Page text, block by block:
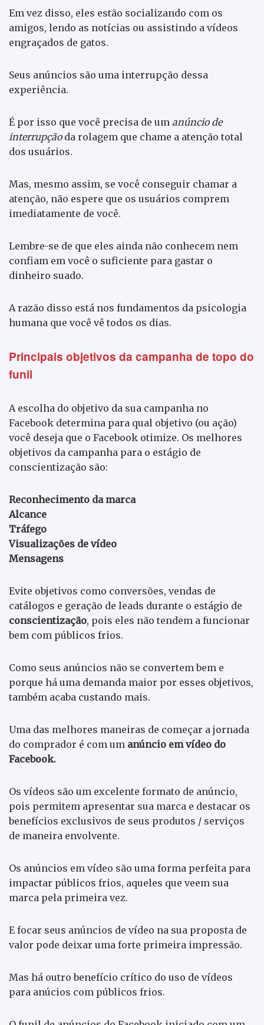
Em vez disso, eles estão socializando com os
amigos, lendo as notícias ou assistindo a vídeos
engraçados de gatos.
Seus anúncios são uma interrupção dessa
experiência.
É por isso que você precisa de um anúncio de
interrupçãoda rolagem que chame a atenção total
dos usuários.
Mas, mesmo assim, se você conseguir chamar a
atenção, não espere que os usuários comprem
imediatamente de você.
Lembre-se de que eles ainda não conhecem nem
confiam em você o suficiente para gastar o
dinheiro suado.
A razão disso está nos fundamentos da psicologia
humana que você vê todos os dias.
Principais objetivos da campanha de topo do
funil
A escolha do objetivo da sua campanha no
Facebook determina para qual objetivo (ou ação)
você deseja que o Facebook otimize. Os melhores
objetivos da campanha para o estágio de
conscientização são:
Reconhecimento da marca
Alcance
Tráfego
Visualizações de vídeo
Mensagens
Evite objetivos como conversões, vendas de
catálogos e geração de leads durante o estágio de
conscientização, pois eles não tendem a funcionar
bem com públicos frios.
Como seus anúncios não se convertem bem e
porque há uma demanda maior por esses objetivos,
também acaba custando mais.
Uma das melhores maneiras de começar a jornada
do comprador é com um anúncio em vídeo do
Facebook.
Os vídeos são um excelente formato de anúncio,
pois permitem apresentar sua marca e destacar os
benefícios exclusivos de seus produtos / serviços
de maneira envolvente.
Os anúncios em vídeo são uma forma perfeita para
impactar públicos frios, aqueles que veem sua
marca pela primeira vez.
E focar seus anúncios de vídeo na sua proposta de
valor pode deixar uma forte primeira impressão.
Mas há outro benefício crítico do uso de vídeos
para anúcios com públicos frios.